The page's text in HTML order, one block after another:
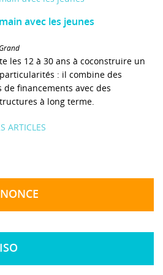
avec les jeunes
les 12 à 30 ans à coconstruire un
: il combine des
financements avec des
à long terme.
ARTICLES